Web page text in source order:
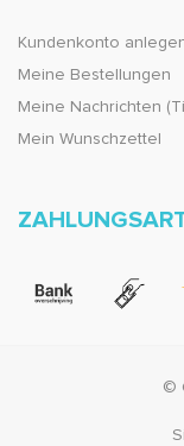
Kundenkonto
Meine Bestellungen
Meine Nachrichten
Mein Wunschzettel
©